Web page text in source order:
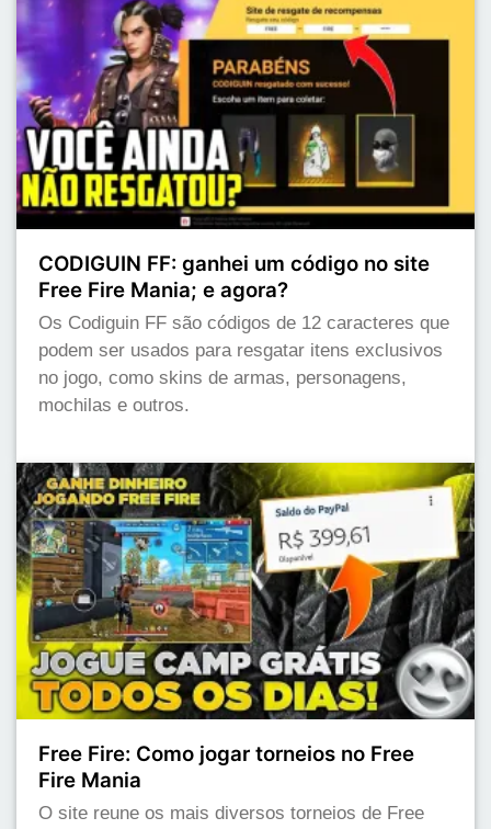
CODIGUIN FF: ganhei um código no site
Free Fire Mania; e agora?
Os Codiguin FF são códigos de 12 caracteres que
podem ser usados para resgatar itens exclusivos
no jogo, como skins de armas, personagens,
mochilas e outros.
Free Fire: Como jogar torneios no Free
Fire Mania
O site reune os mais diversos torneios de Free